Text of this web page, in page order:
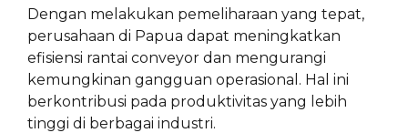
Dengan melakukan pemeliharaan yang tepat,
perusahaan di Papua dapat meningkatkan
efisiensi rantai conveyor dan mengurangi
kemungkinan gangguan operasional. Hal ini
berkontribusi pada produktivitas yang lebih
tinggi di berbagai industri.